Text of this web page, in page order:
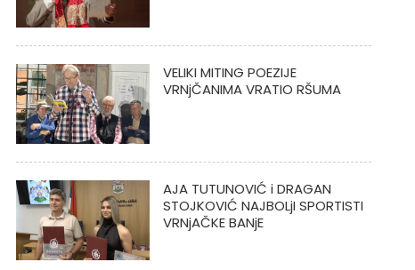
VELIKI MITING POEZIJE
VRNjČANIMA VRATIO RŠUMA
AJA TUTUNOVIĆ i DRAGAN
STOJKOVIĆ NAJBOLjI SPORTISTI
VRNjAČKE BANjE